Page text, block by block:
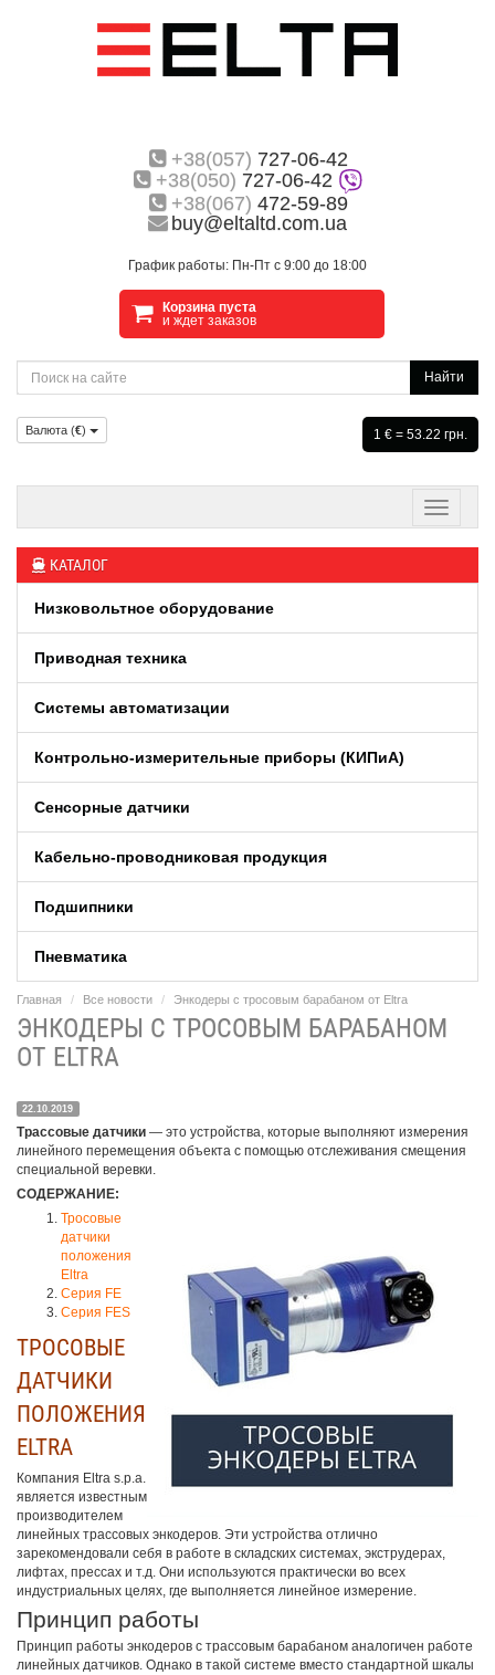
+38(057) 727-06-42
+38(050) 727-06-42
+38(067) 472-59-89
buy@eltaltd.com.ua
График работы: Пн-Пт с 9:00 до 18:00
Корзина пуста
и ждет заказов
Найти
Валюта (€) 1 € = 53.22 грн.
КАТАЛОГ
Низковольтное оборудование
Приводная техника
Системы автоматизации
Контрольно-измерительные приборы (КИПиA)
Сенсорные датчики
Кабельно-проводниковая продукция
Подшипники
Пневматика
Главная Все новости Энкодеры с тросовым барабаном от Eltra
ЭНКОДЕРЫ С ТРОСОВЫМ БАРАБАНОМ
ОТ ELTRA
22.10.2019
Трассовые датчики — это устройства, которые выполняют измерения
линейного перемещения объекта с помощью отслеживания смещения
специальной веревки.
СОДЕРЖАНИЕ:
Тросовые
датчики
положения
Eltra
Серия FE
Серия FES
ТРОСОВЫЕ
ДАТЧИКИ
ПОЛОЖЕНИЯ
ELTRA
Компания Eltra s.p.a.
является известным
производителем
линейных трассовых энкодеров. Эти устройства отлично
зарекомендовали себя в работе в складских системах, экструдерах,
лифтах, прессах и т.д. Они используются практически во всех
индустриальных целях, где выполняется линейное измерение.
Принцип работы
Принцип работы энкодеров с трассовым барабаном аналогичен работе
линейных датчиков. Однако в такой системе вместо стандартной шкалы